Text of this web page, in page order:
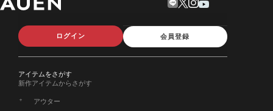
ログイン 会員登録
アイテムをさがす
新作アイテムからさがす
アウター